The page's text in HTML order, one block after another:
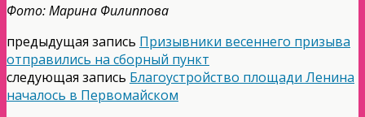
Фото: Марина Филиппова
предыдущая запись Призывники весеннего призыва
отправились на сборный пункт
следующая запись Благоустройство площади Ленина
началось в Первомайском